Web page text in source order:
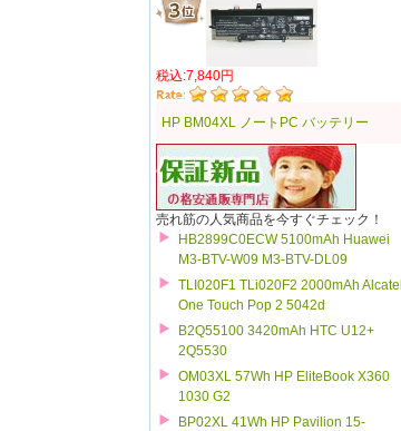
税込:7,840円
HP BM04XL ノートPC バッテリー
売れ筋の人気商品を今すぐチェック！
HB2899C0ECW 5100mAh Huawei
M3-BTV-W09 M3-BTV-DL09
TLI020F1 TLi020F2 2000mAh Alcatel
One Touch Pop 2 5042d
B2Q55100 3420mAh HTC U12+
2Q5530
OM03XL 57Wh HP EliteBook X360
1030 G2
BP02XL 41Wh HP Pavilion 15-